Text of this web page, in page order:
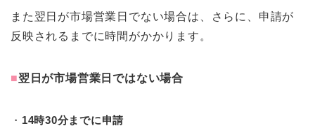
また翌日が市場営業日でない場合は、さらに、申請が
反映されるまでに時間がかかります。
■翌日が市場営業日ではない場合
・ 14時30分までに申請